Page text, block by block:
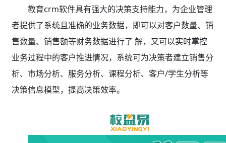
教育crm软件具有强大的决策支持能力，为企业管理
者提供了系统且准确的业务数据，即可以对客户数量、销
售数量、销售额等财务数据进行了 解，又可以实时掌控
业务过程中的客户推进情况，系统可为决策者建立销售分
析、市场分析、服务分析、课程分析、客户/学生分析等
决策信息模型，提高决策效率。